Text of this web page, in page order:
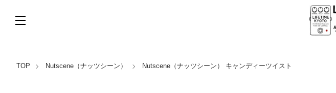
TOP Nutscene（ナッツシーン） Nutscene（ナッツシーン） キャンディーツイスト